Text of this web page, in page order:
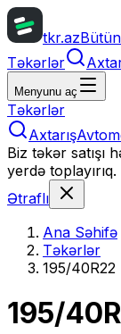
tkr.az
Təkərlər
Menyunu aç
Təkərlər
Axtarış
Biz təkər satışı
yerdə
Ətraflı
Ana Səhifə
Təkərlər
195/40R22
195/